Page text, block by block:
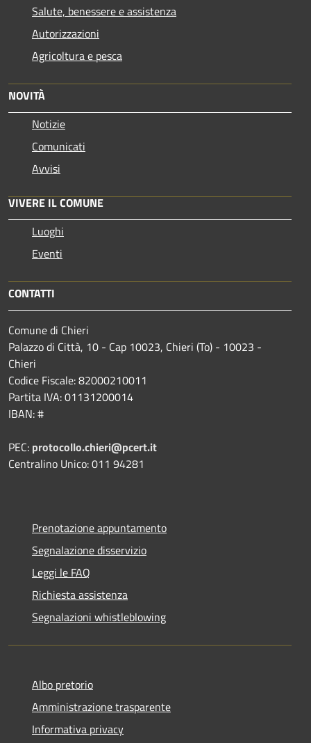
Salute, benessere e assistenza
Autorizzazioni
Agricoltura e pesca
NOVITÀ
Notizie
Comunicati
Avvisi
VIVERE IL COMUNE
Luoghi
Eventi
CONTATTI
Comune di Chieri
Palazzo di Città, 10 - Cap 10023, Chieri (To) - 10023 -
Chieri
Codice Fiscale: 82000210011
Partita IVA: 01131200014
IBAN: #
PEC: protocollo.chieri@pcert.it
Centralino Unico: 011 94281
Prenotazione appuntamento
Segnalazione disservizio
Leggi le FAQ
Richiesta assistenza
Segnalazioni whistleblowing
Albo pretorio
Amministrazione trasparente
Informativa privacy